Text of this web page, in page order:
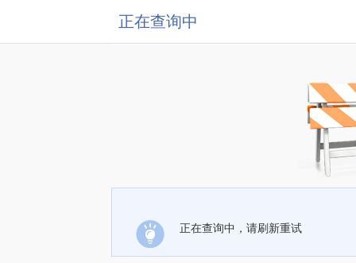
正在查询中
正在查询中，请刷新重试